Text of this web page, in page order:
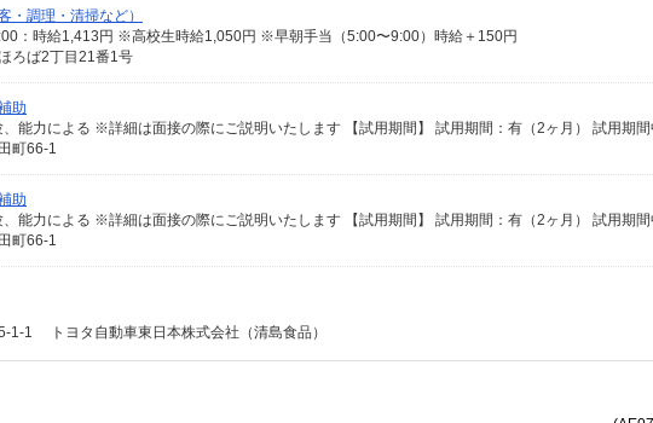
・調理・清掃など）
：時給1,413円 ※高校生時給1,050円 ※早朝手当（5:00〜9:00）時給＋150円
ろば2丁目21番1号
助
町66-1
助
町66-1
1-1 トヨタ自動車東日本株式会社（清島食品）